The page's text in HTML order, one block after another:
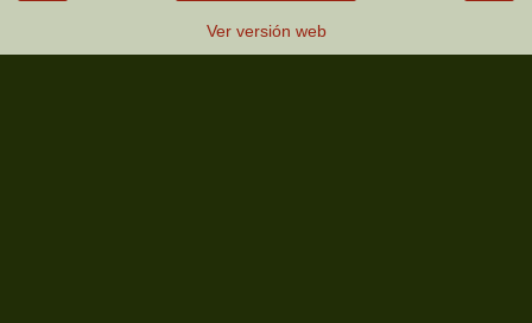
Ver versión web